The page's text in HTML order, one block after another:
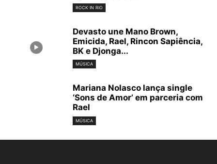
ROCK IN RIO
Devasto une Mano Brown,
Emicida, Rael, Rincon Sapiência,
BK e Djonga...
MÚSICA
Mariana Nolasco lança single
‘Sons de Amor’ em parceria com
Rael
MÚSICA